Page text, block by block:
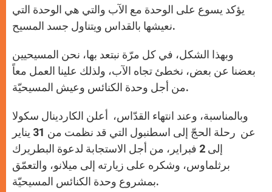
يؤكد يسوع على الوحدة مع الآب والتي هي الوحدة التي
نعيشها بالقداس ويتناول جسد المسيح.
وبهذا الشكل، في كل مرّة نبتعد بها، نحن المسيحيين
بعضنا عن بعض، نخطئ تجاه الآب، ولذلك علينا العمل معاً
من أجل وحدة الكنائس وعيش المسيحيّة.
وبالمناسبة، وعند انتهاء القدّاس، أعلن الكاردينال سكولا
عن رحلة الحجّ إلى اسطنبول التي قد نظمت من 31 يناير
إلى 2 فبراير، من أجل الاستجابة لدعوة البطريرك
برثلماوس، وشكره على زيارته إلى ميلانو، والتعمّق
بمشروع وحدة الكنائس المسيحيّة.